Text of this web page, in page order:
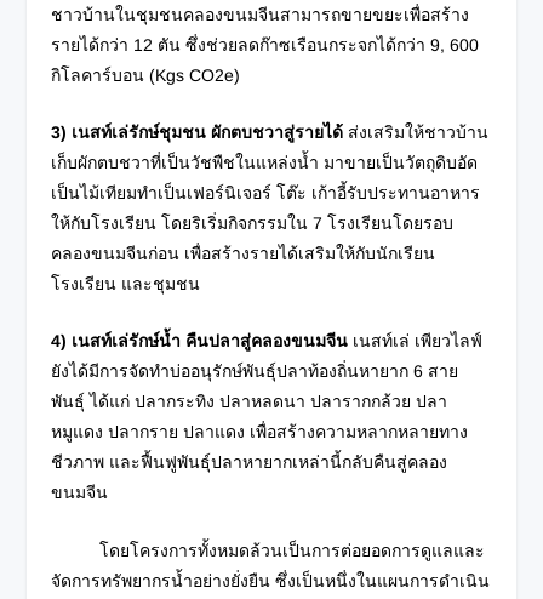
ชาวบ้านในชุมชนคลองขนมจีนสามารถขายขยะเพื่อสร้าง
รายได้กว่า 12 ตัน ซึ่งช่วยลดก๊าซเรือนกระจกได้กว่า 9, 600
กิโลคาร์บอน (Kgs CO2e)
3) เนสท์เล่รักษ์ชุมชน ผักตบชวาสู่รายได้ ส่งเสริมให้ชาวบ้าน
เก็บผักตบชวาที่เป็นวัชพืชในแหล่งน้ำ มาขายเป็นวัตถุดิบอัด
เป็นไม้เทียมทำเป็นเฟอร์นิเจอร์ โต๊ะ เก้าอี้รับประทานอาหาร
ให้กับโรงเรียน โดยริเริ่มกิจกรรมใน 7 โรงเรียนโดยรอบ
คลองขนมจีนก่อน เพื่อสร้างรายได้เสริมให้กับนักเรียน
โรงเรียน และชุมชน
4) เนสท์เล่รักษ์น้ำ คืนปลาสู่คลองขนมจีน เนสท์เล่ เพียวไลฟ์
ยังได้มีการจัดทำบ่ออนุรักษ์พันธุ์ปลาท้องถิ่นหายาก 6 สาย
พันธุ์ ได้แก่ ปลากระทิง ปลาหลดนา ปลารากกล้วย ปลา
หมูแดง ปลากราย ปลาแดง เพื่อสร้างความหลากหลายทาง
ชีวภาพ และฟื้นฟูพันธุ์ปลาหายากเหล่านี้กลับคืนสู่คลอง
ขนมจีน
โดยโครงการทั้งหมดล้วนเป็นการต่อยอดการดูแลและ
จัดการทรัพยากรน้ำอย่างยั่งยืน ซึ่งเป็นหนึ่งในแผนการดำเนิน